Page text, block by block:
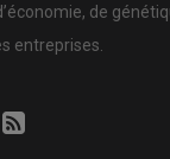
de
entreprises.